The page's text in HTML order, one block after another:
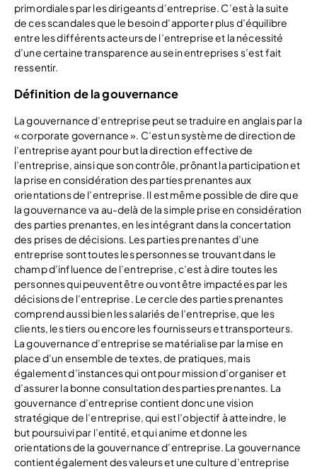
primordiales par les dirigeants d’entreprise. C’est à la suite
de ces scandales que le besoin d’apporter plus d’équilibre
entre les différents acteurs de l’entreprise et la nécessité
d’une certaine transparence au sein entreprises s’est fait
ressentir.
Définition de la gouvernance
La gouvernance d’entreprise peut se traduire en anglais par la
« corporate governance ». C’est un système de direction de
l’entreprise ayant pour but la direction effective de
l’entreprise, ainsi que son contrôle, prônant la participation et
la prise en considération des parties prenantes aux
orientations de l’entreprise. Il est même possible de dire que
la gouvernance va au-delà de la simple prise en considération
des parties prenantes, en les intégrant dans la concertation
des prises de décisions. Les parties prenantes d’une
entreprise sont toutes les personnes se trouvant dans le
champ d’influence de l’entreprise, c’est à dire toutes les
personnes qui peuvent être ou vont être impactées par les
décisions de l’entreprise. Le cercle des parties prenantes
comprend aussi bien les salariés de l’entreprise, que les
clients, les tiers ou encore les fournisseurs et transporteurs.
La gouvernance d’entreprise se matérialise par la mise en
place d’un ensemble de textes, de pratiques, mais
également d’instances qui ont pour mission d’organiser et
d’assurer la bonne consultation des parties prenantes. La
gouvernance d’entreprise contient donc une vision
stratégique de l’entreprise, qui est l’objectif à atteindre, le
but poursuivi par l’entité, et qui anime et donne les
orientations de la gouvernance d’entreprise. La gouvernance
contient également des valeurs et une culture d’entreprise